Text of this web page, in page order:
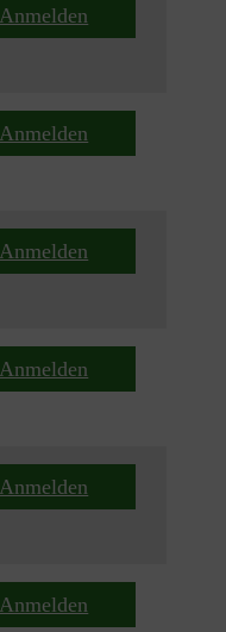
Anmelden
Anmelden
Anmelden
Anmelden
Anmelden
Anmelden